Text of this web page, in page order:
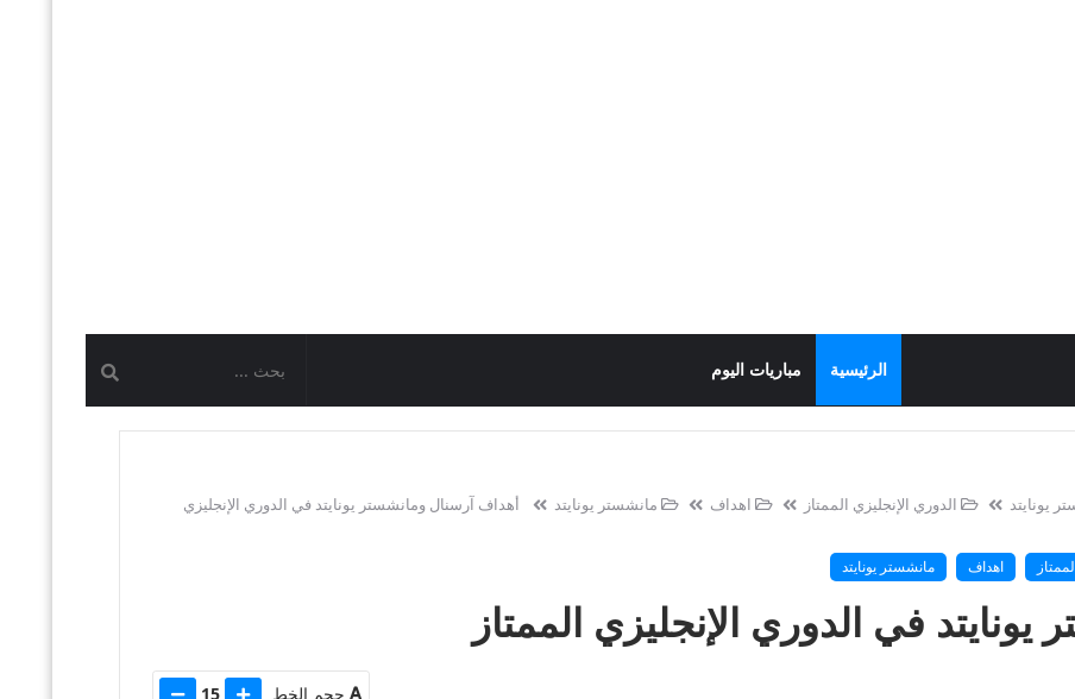
الرئيسية مباريات اليوم
يونايتد الدوري الإنجليزي الممتاز اهداف مانشستر يونايتد
أهداف آرسنال ومانشستر يونايتد في الدوري الإنجليزي
اهداف مانشستر يونايتد
في الدوري الإنجليزي الممتاز
حجم الخط 15